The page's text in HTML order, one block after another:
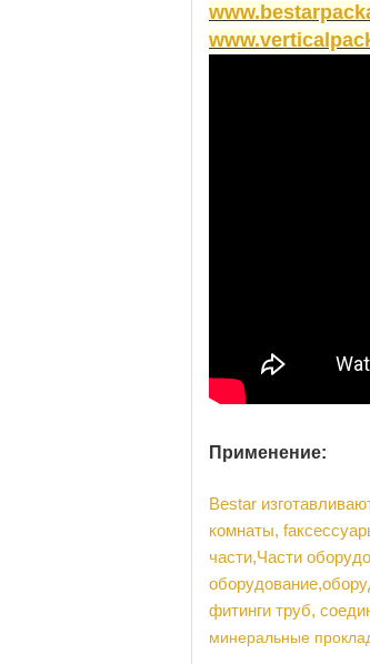
Применение:
Bestar
комнаты, f
части,Части
оборудование,
фитинги труб,
минеральные